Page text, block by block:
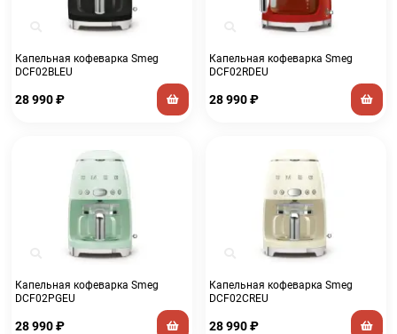
Капельная кофеварка Smeg
DCF02BLEU
28 990₽
Капельная кофеварка Smeg
DCF02RDEU
28 990₽
Капельная кофеварка Smeg
DCF02PGEU
28 990₽
Капельная кофеварка Smeg
DCF02CREU
28 990₽